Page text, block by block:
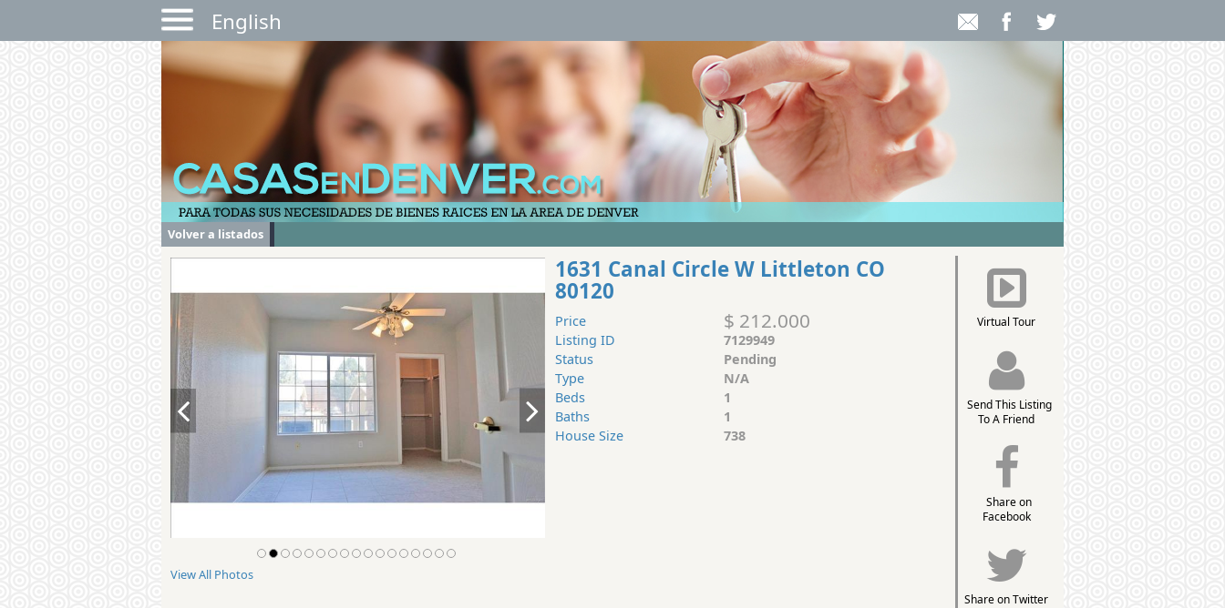
English
Volver a listados
Virtual Tour
Send This Listing
To A Friend
Share on
Facebook
Share on Twitter
View All Photos
1631 Canal Circle W Littleton CO
80120
Price $ 212.000
Listing ID
7129949
Status
Pending
Type
N/A
Beds
1
Baths
1
House Size
738